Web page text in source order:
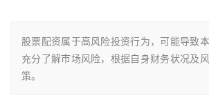
股票配资属于高风险投资行为，可能导致
充分了解市场风险，根据自身财务状况及
策。